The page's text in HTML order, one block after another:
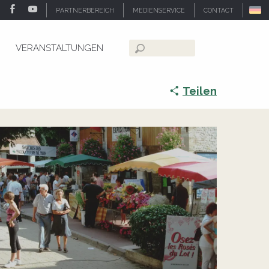
PARTNERBEREICH MEDIENSERVICE CONTACT
VERANSTALTUNGEN
Suche
Teilen